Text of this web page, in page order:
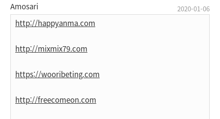
Amosari 2020-01-06
http://happyanma.com
http://mixmix79.com
https://wooribeting.com
http://freecomeon.com